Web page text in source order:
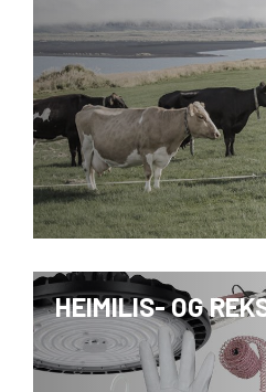
HEIMILIS- OG